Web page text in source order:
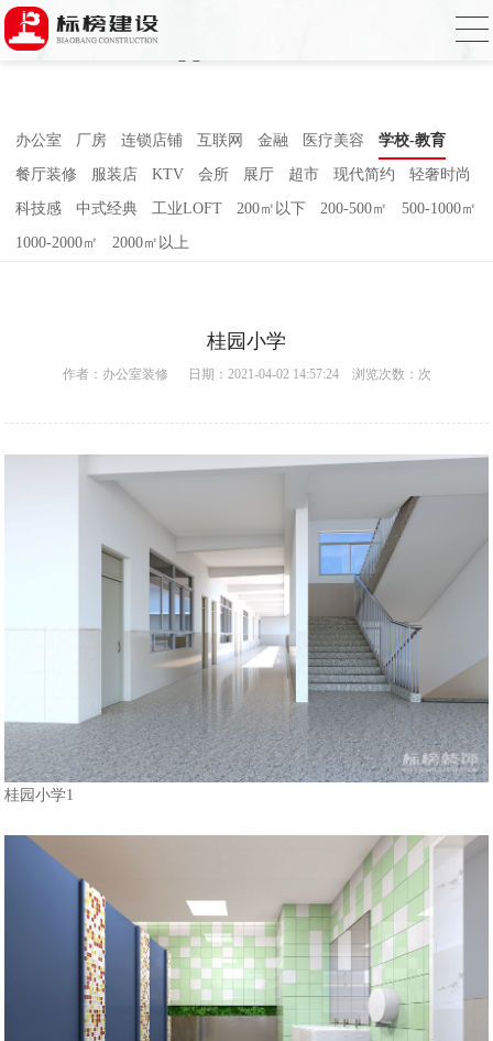
哈密瓜视频,哈密瓜视频app,哈密瓜视频下
载,哈密瓜视频app下载安装
办公室 厂房 连锁店铺 互联网 金融 医疗美容 学校-教育
餐厅装修 服装店 KTV 会所 展厅 超市 现代简约 轻奢时尚
科技感 中式经典 工业LOFT 200㎡以下 200-500㎡ 500-1000㎡
1000-2000㎡ 2000㎡以上
桂园小学
作者： 办公室装修 日期：2021-04-02 14:57:24 浏览次数： 次
桂园小学1